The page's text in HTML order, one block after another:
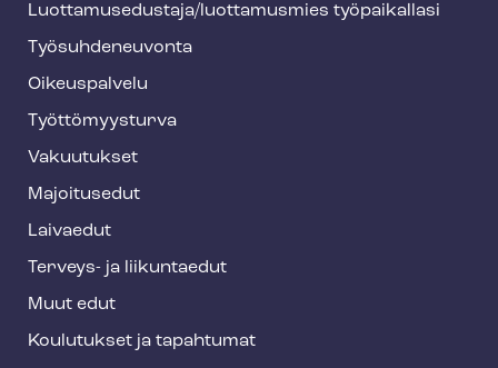
f
o
o
t
e
Luot­ta­muse­dus­ta­ja/luottamusmies työpaikallasi
Työ­suh­de­neu­von­ta
Oikeuspalvelu
Työt­tö­myys­tur­va
Vakuutukset
Majoitusedut
Laivaedut
Terveys- ja liikuntaedut
Muut edut
Koulutukset ja tapahtumat